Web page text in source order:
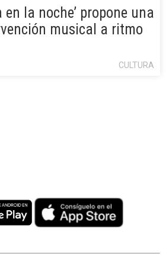
en la noche’ propone una
musical a ritmo
CULTURA